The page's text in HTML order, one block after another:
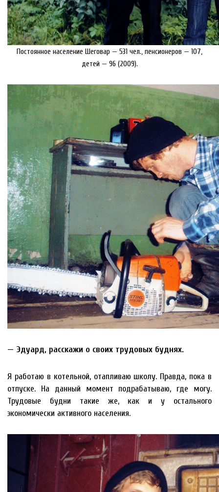
Постоянное население Шеговар — 531 чел., пенсионеров — 107,
детей — 96 (2009).
— Эдуард, расскажи о своих трудовых буднях.
Я работаю в котельной, отапливаю школу. Правда, пока в
отпуске. На данный момент подрабатываю, где могу.
Трудовые будни такие же, как и у остального
экономически активного населения.